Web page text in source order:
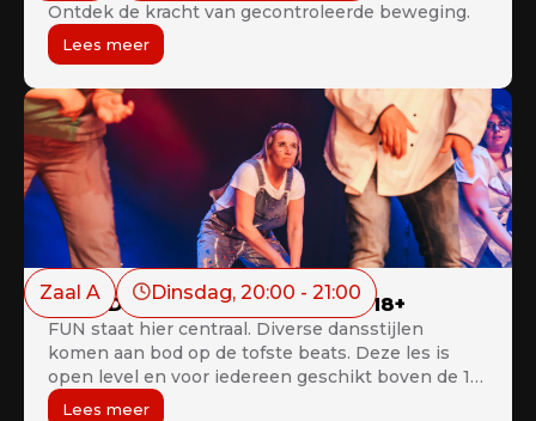
Ontdek de kracht van gecontroleerde beweging.
Lees meer
Zaal A Dinsdag, 20:00 - 21:00
Let’s Dance Some Fun Adults 18+
FUN staat hier centraal. Diverse dansstijlen
komen aan bod op de tofste beats. Deze les is
open level en voor iedereen geschikt boven de 18
jaar.Lees meer